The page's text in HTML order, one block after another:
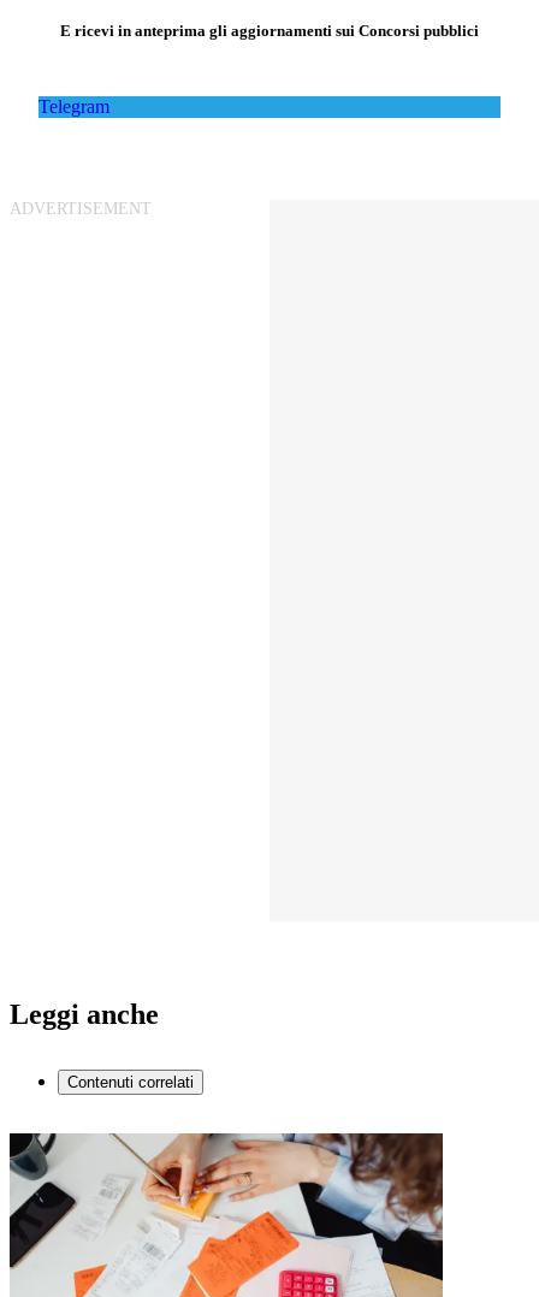
E ricevi in anteprima gli aggiornamenti sui Concorsi pubblici
Telegram
Leggi anche
Contenuti correlati